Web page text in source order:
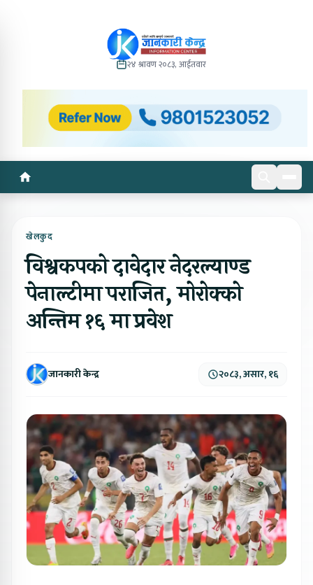
२४ श्रावण २०८३, आईतवार
खेलकुद
विश्वकपको दावेदार नेदरल्याण्ड
पेनाल्टीमा पराजित, मोरोक्को
अन्तिम १६ मा प्रवेश
जानकारी केन्द्र २०८३, असार, १६